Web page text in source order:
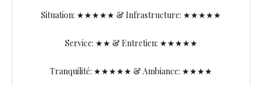
Situation: ★★★★★ & Infrastructure: ★★★★★
Service: ★★ & Entretien: ★★★★★
Tranquilité: ★★★★★ & Ambiance: ★★★★